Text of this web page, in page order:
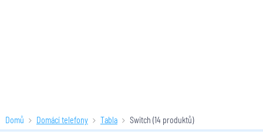
Domů Domácí telefony Tabla Switch (14 produktů)